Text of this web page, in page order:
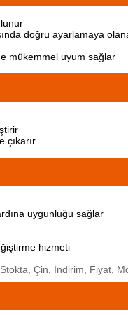
doğru ayarlamaya
mükemmel uyum sağlar
çıkarır
uygunluğu sağlar
hizmeti
Çin, İndirim, Fiyat,